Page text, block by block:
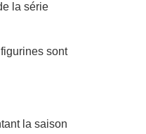
la série
sont
la saison